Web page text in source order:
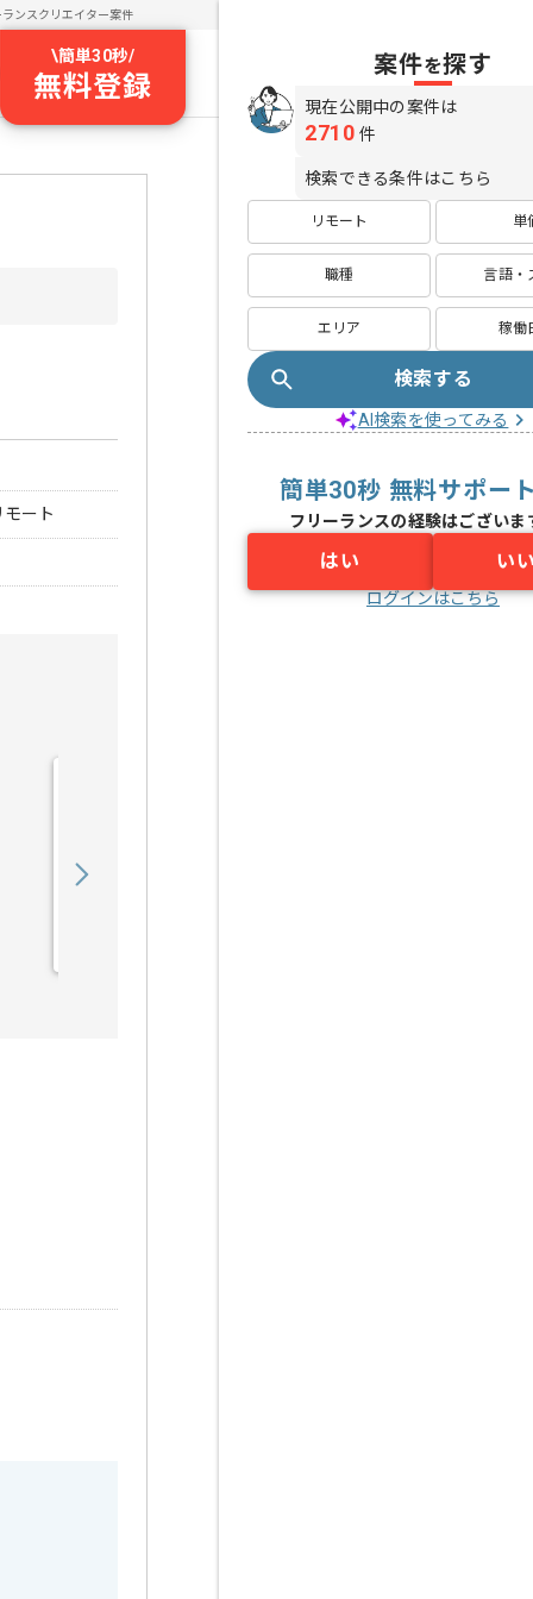
ランスクリエイター案件
\簡単30秒/
無料登録
ート
案件を探す
現在公開中の案件は
2710 件
検索できる条件はこちら
リモート 単
職種 言語・
エリア 稼働
検索する
AI検索を使ってみる
簡単30秒 無料サポー
フリーランスの経験はございま
はい い
ログインはこちら